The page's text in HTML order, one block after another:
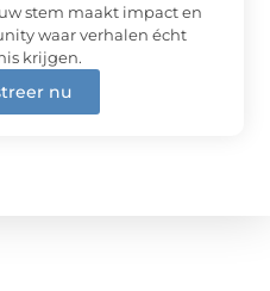
stem maakt impact en
waar verhalen écht
krijgen.
nu